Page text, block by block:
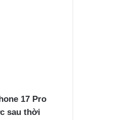
17 Pro
sau thời